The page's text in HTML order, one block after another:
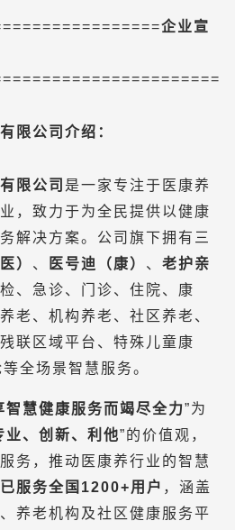
企业宣
限公司 介绍：
限公司 是一家专注于医康养
，致力于为全民提供以健康
解决方案。公司旗下拥有三
） 、 医号迪（康） 、 老护亲
、急诊、门诊、住院、康
老、机构养老、社区养老、
联区域平台、特殊儿童康
全场景智慧服务。
智慧健康服务而竭尽全力”为
业、创新、利他”的价值观，
务，推动医康养行业的智慧
服务全国1200+用户 ，涵盖
养老机构及社区健康服务平